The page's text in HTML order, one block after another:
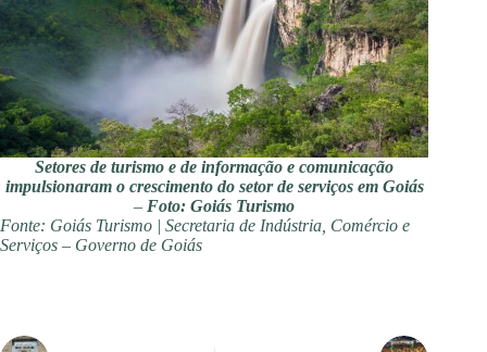
Setores de turismo e de informação e comunicação
impulsionaram o crescimento do setor de serviços em Goiás
– Foto: Goiás Turismo
Fonte: Goiás Turismo | Secretaria de Indústria, Comércio e
Serviços – Governo de Goiás